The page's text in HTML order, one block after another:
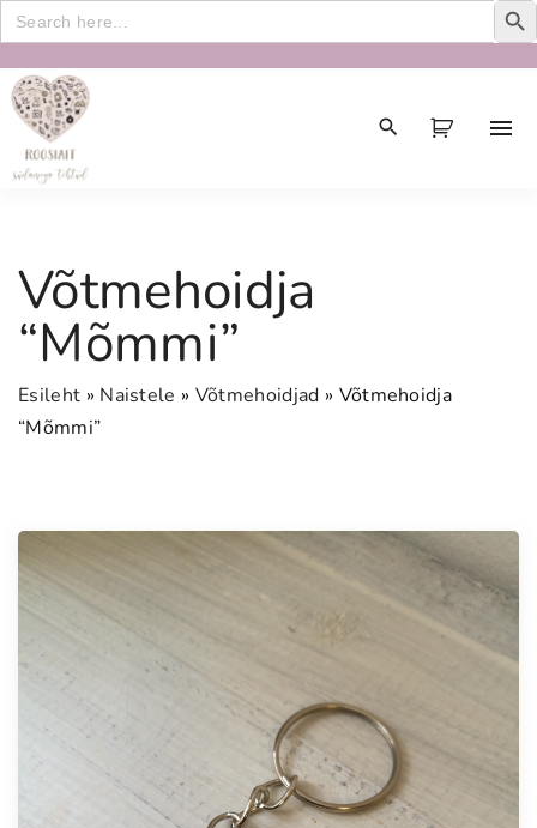
Search
for:
Võtmehoidja
“Mõmmi”
Esileht » Naistele » Võtmehoidjad » Võtmehoidja
“Mõmmi”